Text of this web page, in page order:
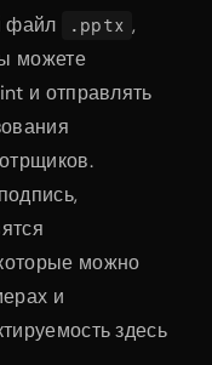
файл .pptx ,
можете
и отправлять
можно
и
здесь